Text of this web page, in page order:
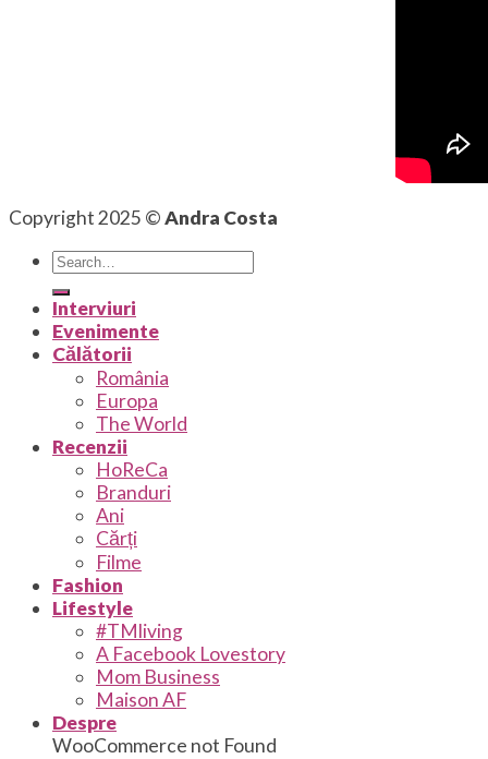
Copyright 2025 ©Andra Costa
Interviuri
Evenimente
Călătorii
România
Europa
The World
Recenzii
HoReCa
Branduri
Ani
Cărți
Filme
Fashion
Lifestyle
#TMliving
A Facebook Lovestory
Mom Business
Maison AF
Despre
WooCommerce not Found